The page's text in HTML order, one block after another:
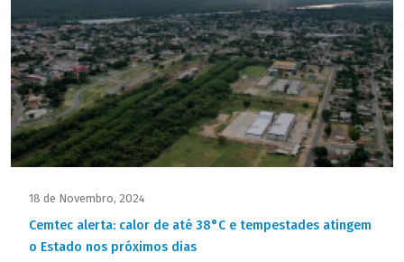
18 de Novembro, 2024
Cemtec alerta: calor de até 38°C e tempestades atingem
o Estado nos próximos dias